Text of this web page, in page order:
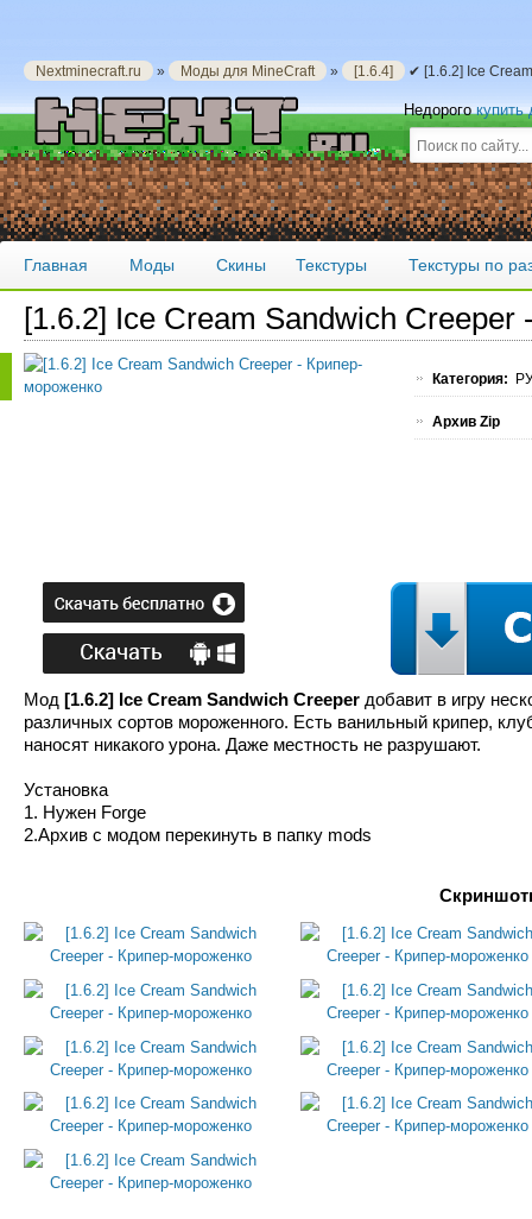
Nextminecraft.ru » Моды для MineCraft » [1.6.4] ✔ [1.6.2] Ice
Недорогокупить
Главная Моды Скины Текстуры Текстуры по
[1.6.2] Ice Cream Sandwich Creeper
Категория:
Архив Zip
Мод [1.6.2] Ice Cream Sandwich Creeper добавит в игру
различных сортов мороженного. Есть ванильный крипер,
наносят никакого урона. Даже местность не разрушают.
Установка
1. Нужен Forge
2.Архив с модом перекинуть в папку mods